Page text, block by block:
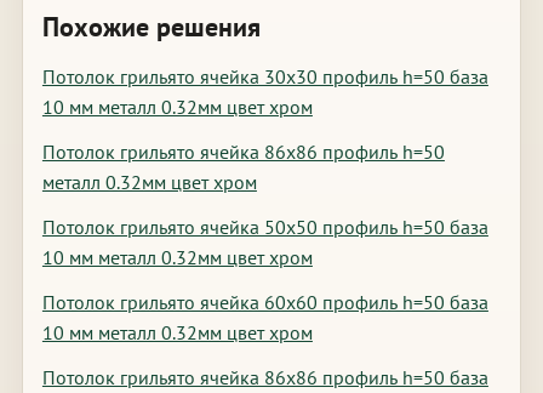
Похожие решения
Потолок грильято ячейка 30х30 профиль h=50 база
10 мм металл 0.32мм цвет хром
Потолок грильято ячейка 86х86 профиль h=50
металл 0.32мм цвет хром
Потолок грильято ячейка 50х50 профиль h=50 база
10 мм металл 0.32мм цвет хром
Потолок грильято ячейка 60х60 профиль h=50 база
10 мм металл 0.32мм цвет хром
Потолок грильято ячейка 86х86 профиль h=50 база